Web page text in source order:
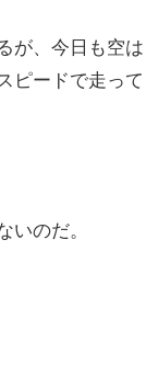
が、今日も空は
ピードで走って
いのだ。